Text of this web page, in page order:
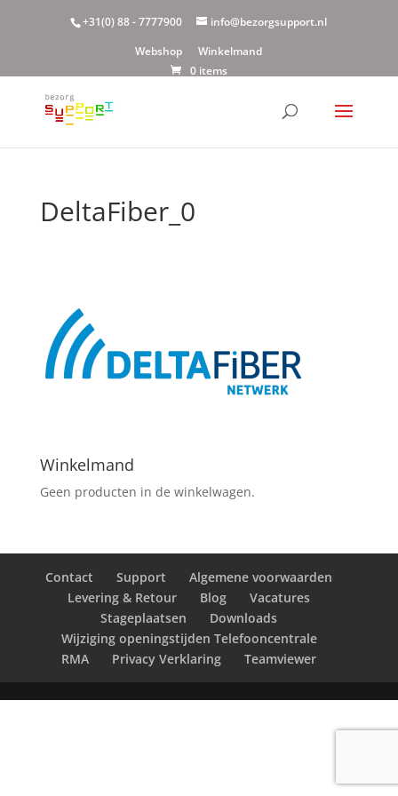
+31(0) 88 - 7777900
info@bezorgsupport.nl
Webshop
Winkelmand
0 items
DeltaFiber_0
Winkelmand
Geen producten in de winkelwagen.
Contact Support
Algemene voorwaarden
Levering & Retour
Blog
Vacatures
Stageplaatsen
Downloads
Wijziging openingstijden Telefooncentrale
RMA
Privacy Verklaring Teamviewer